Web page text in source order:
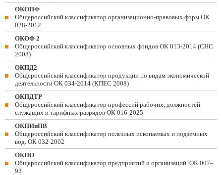
ОКОПФ
Общероссийский классификатор организационно-правовых форм ОК
028-2012
ОКОФ 2
Общероссийский классификатор основных фондов ОК 013-2014 (СНС
2008)
ОКПД2
Общероссийский классификатор продукции по видам экономической
деятельности ОК 034-2014 (КПЕС 2008)
ОКПДТР
Общероссийский классификатор профессий рабочих, должностей
служащих и тарифных разрядов ОК 016-2025
ОКПИиПВ
Общероссийский классификатор полезных ископаемых и подземных
вод. ОК 032-2002
ОКПО
Общероссийский классификатор предприятий и организаций. ОК 007–
93